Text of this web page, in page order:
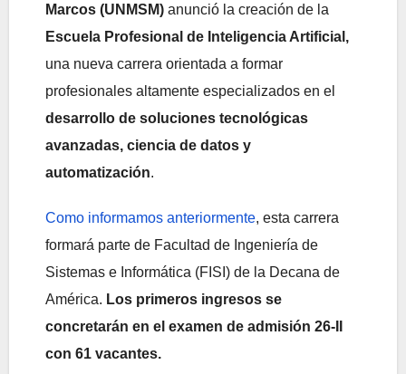
Marcos (UNMSM) anunció la creación de la
Escuela Profesional de Inteligencia Artificial,
una nueva carrera orientada a formar
profesionales altamente especializados en el
desarrollo de soluciones tecnológicas
avanzadas, ciencia de datos y
automatización.
Como informamos anteriormente, esta carrera
formará parte de Facultad de Ingeniería de
Sistemas e Informática (FISI) de la Decana de
América. Los primeros ingresos se
concretarán en el examen de admisión 26-II
con 61 vacantes.